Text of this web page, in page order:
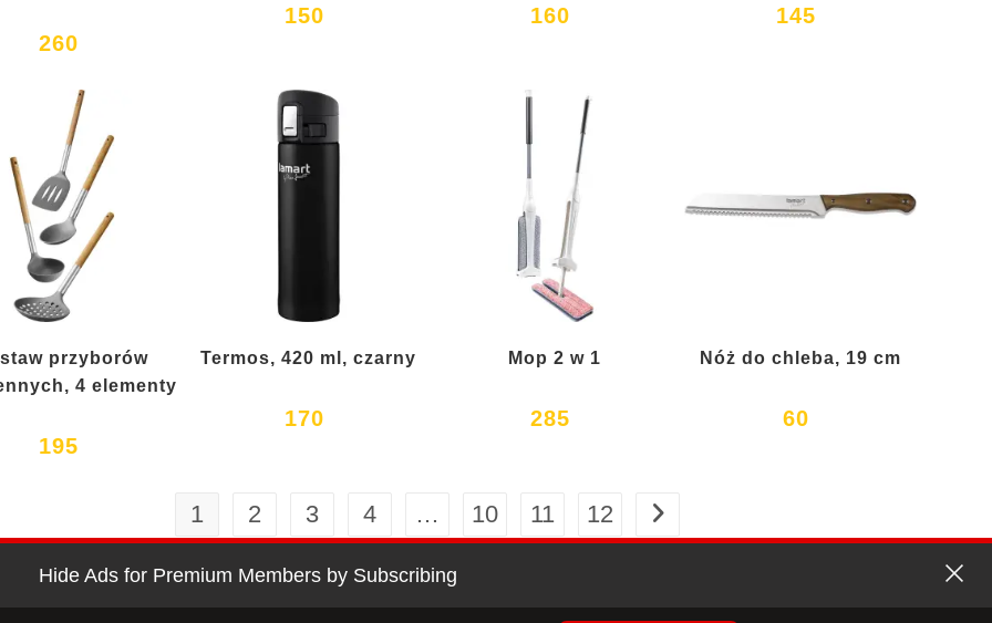
260
150 160 145
przyborów
4 elementy
195
Termos, 420 ml, czarny
170
Mop 2 w 1
285
Nóż do chleba, 19 cm
60
1 2 3 4 … 10 11 12
Hide Ads for Premium Members by Subscribing